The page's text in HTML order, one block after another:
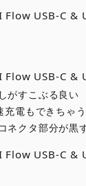
USB-C &
USB-C &
がすこぶる良い
電もできちゃう
ネクタ部分が黒
USB-C &